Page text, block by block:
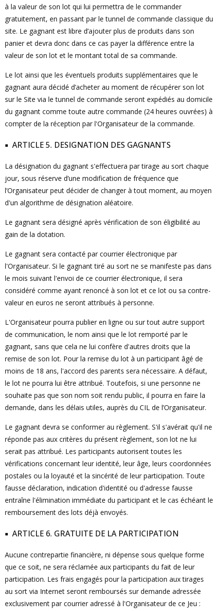
à la valeur de son lot qui lui permettra de le commander
gratuitement, en passant par le tunnel de commande classique du
site. Le gagnant est libre d’ajouter plus de produits dans son
panier et devra donc dans ce cas payer la différence entre la
valeur de son lot et le montant total de sa commande.
Le lot ainsi que les éventuels produits supplémentaires que le
gagnant aura décidé d’acheter au moment de récupérer son lot
sur le Site via le tunnel de commande seront expédiés au domicile
du gagnant comme toute autre commande (24 heures ouvrées) à
compter de la réception par l'Organisateur de la commande.
ARTICLE 5. DESIGNATION DES GAGNANTS
La désignation du gagnant s'effectuera par tirage au sort chaque
jour, sous réserve d’une modification de fréquence que
l’Organisateur peut décider de changer à tout moment, au moyen
d'un algorithme de désignation aléatoire.
Le gagnant sera désigné après vérification de son éligibilité au
gain de la dotation.
Le gagnant sera contacté par courrier électronique par
l'Organisateur. Si le gagnant tiré au sort ne se manifeste pas dans
le mois suivant l'envoi de ce courrier électronique, il sera
considéré comme ayant renoncé à son lot et ce lot ou sa contre-
valeur en euros ne seront attribués à personne.
L'Organisateur pourra publier en ligne ou sur tout autre support
de communication, le nom ainsi que le lot remporté par le
gagnant, sans que cela ne lui confère d'autres droits que la
remise de son lot. Pour la remise du lot à un participant âgé de
moins de 18 ans, l'accord des parents sera nécessaire. A défaut,
le lot ne pourra lui être attribué. Toutefois, si une personne ne
souhaite pas que son nom soit rendu public, il pourra en faire la
demande, dans les délais utiles, auprès du CIL de l’Organisateur.
Le gagnant devra se conformer au règlement. S'il s'avérait qu'il ne
réponde pas aux critères du présent règlement, son lot ne lui
serait pas attribué. Les participants autorisent toutes les
vérifications concernant leur identité, leur âge, leurs coordonnées
postales ou la loyauté et la sincérité de leur participation. Toute
fausse déclaration, indication d'identité ou d'adresse fausse
entraîne l'élimination immédiate du participant et le cas échéant le
remboursement des lots déjà envoyés.
ARTICLE 6. GRATUITE DE LA PARTICIPATION
Aucune contrepartie financière, ni dépense sous quelque forme
que ce soit, ne sera réclamée aux participants du fait de leur
participation. Les frais engagés pour la participation aux tirages
au sort via Internet seront remboursés sur demande adressée
exclusivement par courrier adressé à l'Organisateur de ce Jeu :